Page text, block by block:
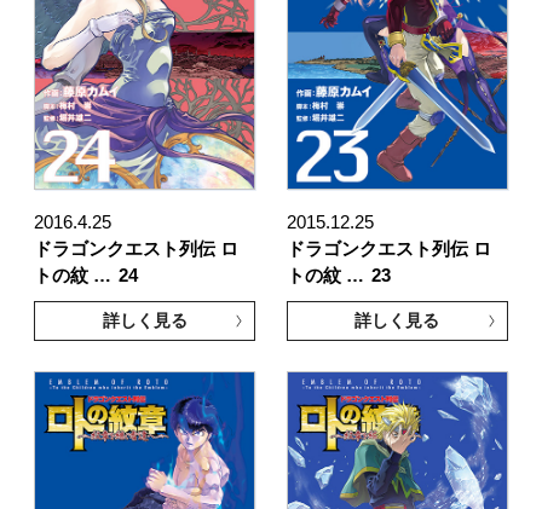
2016.4.25
ドラゴンクエスト列伝 ロ
トの紋 … 24
詳しく見る
2015.12.25
ドラゴンクエスト列伝 ロ
トの紋 … 23
詳しく見る